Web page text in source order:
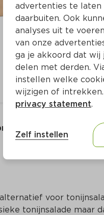
voor
tonijnsalade maar
advertenties te laten
daarbuiten. Ook
analyses uit te
van onze
ga je akkoord dat wij
delen met derden.
instellen welke
wijzigen of
privacy statement.
Zelf instellen